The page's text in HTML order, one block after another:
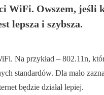
WiFi. Owszem, jeśli
lepsza i szybsza.
Na przykład – 802.11n,
standardów. Dla mało
będzie działał lepiej.